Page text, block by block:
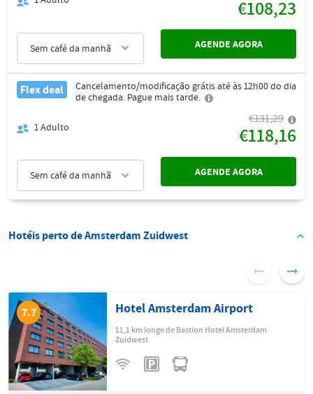
€108,23
Sem café da manhã AGENDE AGORA
Flex deal
Cancelamento/modificação grátis até às 12h00 do dia
de chegada. Pague mais tarde.
1Adulto
€131,29
€118,16
Sem café da manhã AGENDE AGORA
Hotéis perto de Amsterdam Zuidwest
7.7 Hotel Amsterdam Airport
11,1 km longe de Bastion Hotel Amsterdam
Zuidwest